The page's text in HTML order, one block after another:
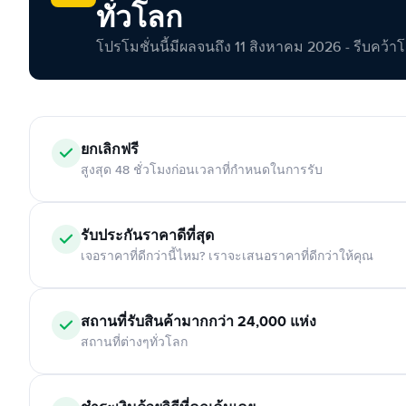
ทั่วโลก
โปรโมชั่นนี้มีผลจนถึง 11 สิงหาคม 2026 - รีบคว้า
ยกเลิกฟรี
สูงสุด 48 ชั่วโมงก่อนเวลาที่กำหนดในการรับ
รับประกันราคาดีที่สุด
เจอราคาที่ดีกว่านี้ไหม? เราจะเสนอราคาที่ดีกว่าให้คุณ
สถานที่รับสินค้ามากกว่า 24,000 แห่ง
สถานที่ต่างๆทั่วโลก